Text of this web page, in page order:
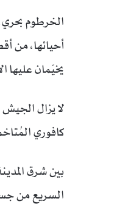
أحيائها، من
يخيّمان عليها
لا يزال
كافوري
بين شرق